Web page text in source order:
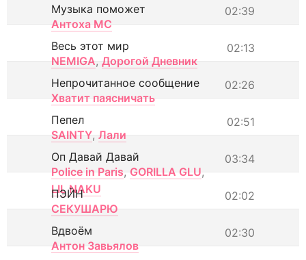
02:39
Музыка поможет
Антоха МС
02:13
Весь этот мир
NEMIGA, Дорогой Дневник
02:26
Непрочитанное сообщение
Хватит паясничать
02:51
Пепел
SAINTY, Лали
03:34
Оп Давай Давай
Police in Paris, GORILLA GLU,
LIL NAKU
02:02
ПЭЙН
СЕКУШАРЮ
02:30
Вдвоём
Антон Завьялов